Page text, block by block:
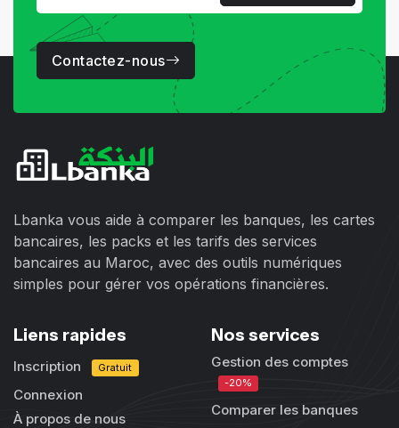
Contactez-nous
Lbanka vous aide à comparer les banques, les cartes
bancaires, les packs et les tarifs des services
bancaires au Maroc, avec des outils numériques
simples pour gérer vos opérations financières.
Liens rapides
Inscription Gratuit
Connexion
À propos de nous
Nos services
Gestion des comptes
-20%
Comparer les banques